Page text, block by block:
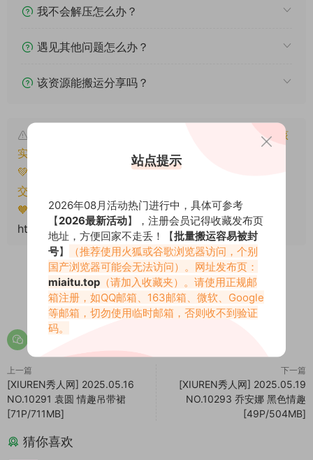
我不会解压怎么办？
遇见其他问题怎么办？
该资源能搬运分享吗？
本文资源仅供个人参考学习，请勿批量搬运，一经核
实将封禁账号权限！
💚本文资源均来源网友分享，若侵犯了您的权益可以提
交工单处理。
🧡转载请注明出处！原文链接：
https://www.miaitu.cc/77245.html
0 0
上一篇
[XIUREN秀人网] 2025.05.16
NO.10291 袁圆 情趣吊带裙
[71P/711MB]
下一篇
[XIUREN秀人网] 2025.05.19
NO.10293 乔安娜 黑色情趣
[49P/504MB]
猜你喜欢
站点提示
2026年08月活动热门进行中，具体可参考
【2026最新活动】，注册会员记得收藏发布页
地址，方便回家不走丢！【批量搬运容易被封
号】
（推荐使用火狐或谷歌浏览器访问，个别
国产浏览器可能会无法访问）。网址发布页：
miaitu.top （请加入收藏夹）。请使用正规邮
箱注册，如QQ邮箱、163邮箱、微软、Google
等邮箱，切勿使用临时邮箱，否则收不到验证
码。